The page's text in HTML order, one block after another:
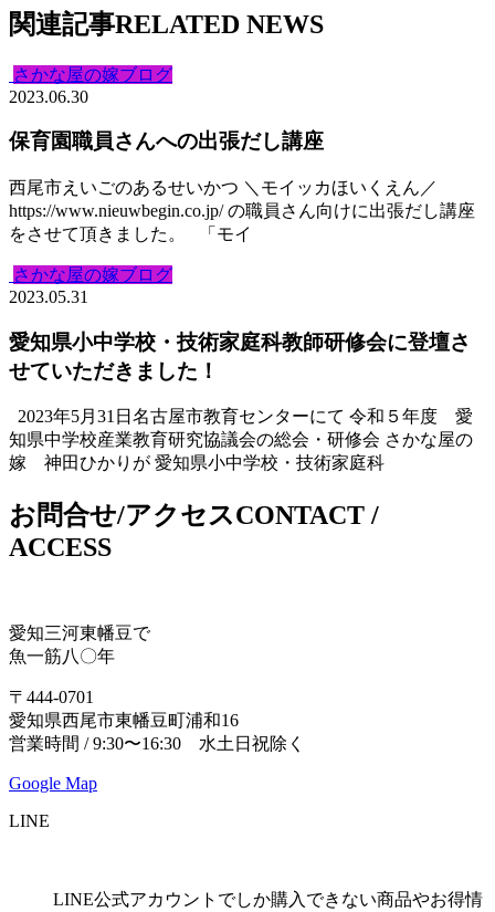
関連記事RELATED NEWS
さかな屋の嫁ブログ
2023.06.30
保育園職員さんへの出張だし講座
西尾市えいごのあるせいかつ ＼モイッカほいくえん／
https://www.nieuwbegin.co.jp/ の職員さん向けに出張だし講座
をさせて頂きました。 「モイ
さかな屋の嫁ブログ
2023.05.31
愛知県小中学校・技術家庭科教師研修会に登壇さ
せていただきました！
2023年5月31日名古屋市教育センターにて 令和５年度 愛
知県中学校産業教育研究協議会の総会・研修会 さかな屋の
嫁 神田ひかりが 愛知県小中学校・技術家庭科
お問合せ/アクセスCONTACT /
ACCESS
愛知三河東幡豆で
魚一筋八〇年
〒444-0701
愛知県西尾市東幡豆町浦和16
営業時間 / 9:30〜16:30 水土日祝除く
Google Map
LINE
LINE公式アカウントでしか購入できない商品やお得情